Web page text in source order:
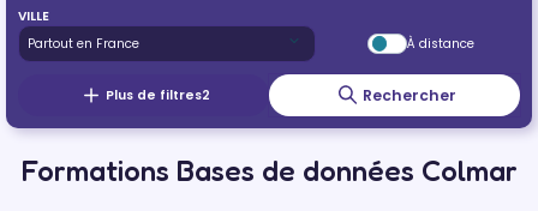
VILLE
À distance
Plus de filtres2 Rechercher
Formations Bases de données Colmar